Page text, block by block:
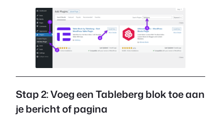
Stap 2: Voeg een Tableberg blok toe aan
je bericht of pagina